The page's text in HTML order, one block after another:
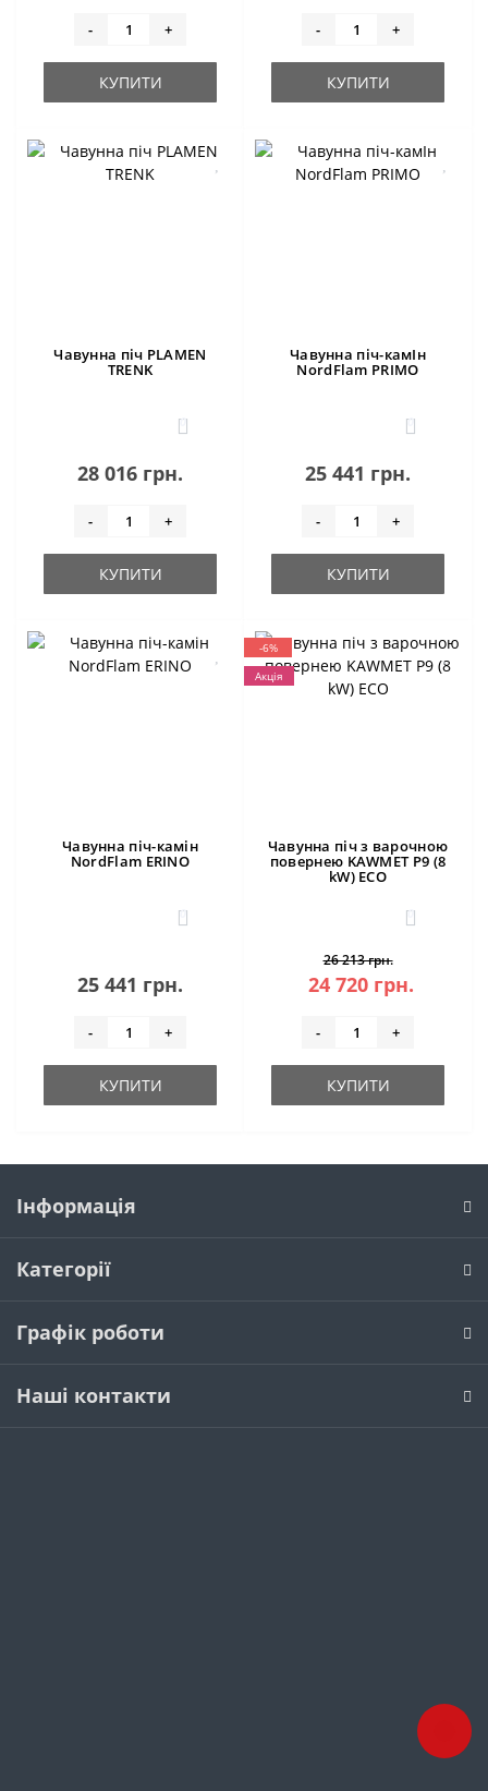
- +
КУПИТИ
- +
КУПИТИ
Чавунна піч PLAMEN
TRENK
0
28 016 грн.
- +
КУПИТИ
Чавунна піч-камІн
NordFlam PRIMO
0
25 441 грн.
- +
КУПИТИ
Чавунна піч-камін
NordFlam ERINO
0
25 441 грн.
- +
КУПИТИ
-6%
Акція
Чавунна піч з варочною
повернею KAWMET P9 (8
kW) ECO
0
26 213 грн.
24 720 грн.
- +
КУПИТИ
Інформація
Категорії
Графік роботи
Наші контакти